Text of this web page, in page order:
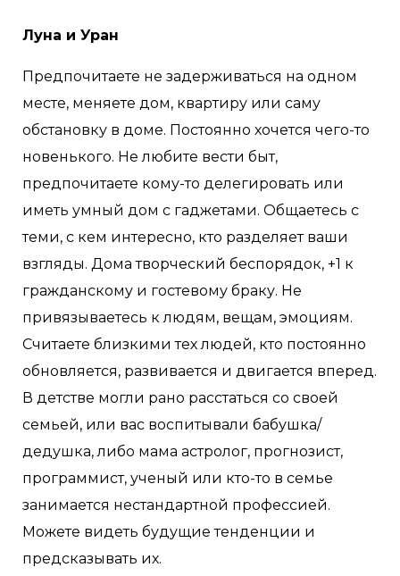
Луна и Уран
Предпочитаете не задерживаться на одном
месте, меняете дом, квартиру или саму
обстановку в доме. Постоянно хочется чего-то
новенького. Не любите вести быт,
предпочитаете кому-то делегировать или
иметь умный дом с гаджетами. Общаетесь с
теми, с кем интересно, кто разделяет ваши
взгляды. Дома творческий беспорядок, +1 к
гражданскому и гостевому браку. Не
привязываетесь к людям, вещам, эмоциям.
Считаете близкими тех людей, кто постоянно
обновляется, развивается и двигается вперед.
В детстве могли рано расстаться со своей
семьей, или вас воспитывали бабушка/
дедушка, либо мама астролог, прогнозист,
программист, ученый или кто-то в семье
занимается нестандартной профессией.
Можете видеть будущие тенденции и
предсказывать их.